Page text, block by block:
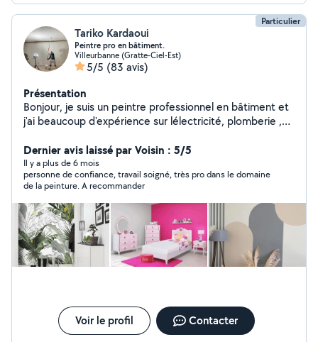
Particulier
Tariko Kardaoui
Peintre pro en bâtiment.
Villeurbanne (Gratte-Ciel-Est)
5/5 (83 avis)
Présentation
Bonjour, je suis un peintre professionnel en bâtiment et
j'ai beaucoup d'expérience sur lélectricité, plomberie ,et
sympa. n'hésitez pas à me contacter pour plus
d'informations merci à bientôt !
Dernier avis laissé par Voisin : 5/5
Il y a plus de 6 mois
personne de confiance, travail soigné, très pro dans le domaine
de la peinture. A recommander
Voir le profil Contacter